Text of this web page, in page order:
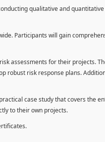
qualitative and
Participants will gain
assessments for their projects.
robust risk response plans.
case study that covers the
to their own projects.